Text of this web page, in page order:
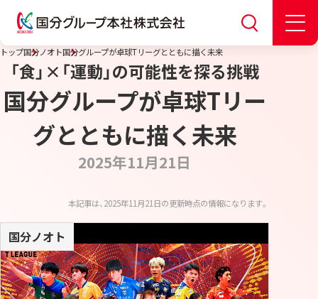
トップ国分ノオト国分グループが卓球Tリーグとともに描く未来
「食」×「運動」の可能性を探る挑戦
国分グループが卓球Tリー
グとともに描く未来
2025年11月21日
本記事は、2025年11月21日の更新時点の情報になります。
国分ノオト